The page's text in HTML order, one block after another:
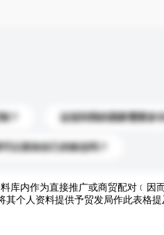
？ 运送到我的国家需要多
可以添加自己的标志吗？
库内作为直接推广或商贸配对﹝因
个人资料提供予贸发局作此表格提